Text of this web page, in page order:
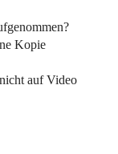
Kopie
auf Video